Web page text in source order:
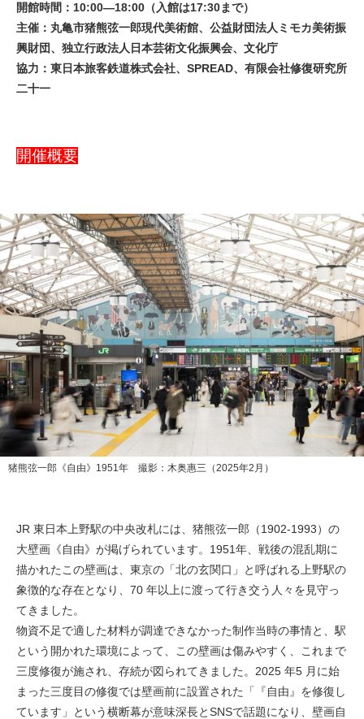
開館時間：10:00―18:00（入館は17:30まで）
主催：丸亀市猪熊弦一郎現代美術館、公益財団法人ミモカ美術振
興財団、独立行政法人日本芸術文化振興会、文化庁
協力：東日本旅客鉄道株式会社、SPREAD、有限会社修復研究所
二十一
開催概要
猪熊弦一郎《自由》1951年 撮影：木奥惠三（2025年2月）
JR 東日本上野駅の中央改札には、猪熊弦一郎（1902-1993）の
大壁画《自由》が掲げられています。1951年、戦後の混乱期に
描かれたこの壁画は、東京の「北の玄関口」と呼ばれる上野駅の
象徴的な存在となり、70 年以上に渡って行き交う人々を見守っ
てきました。
物資不足で適した材料が調達できなかった制作当時の事情と、駅
という開かれた環境によって、この壁画は傷みやすく、これまで
三度修復が施され、存続が図られてきました。2025 年5 月に始
まった三度目の修復では壁画前に設置された「『自由』を修復し
ています」という横断幕が意味深長とSNSで話題になり、壁画自